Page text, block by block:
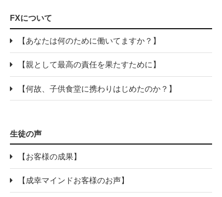
FXについて
【あなたは何のために働いてますか？】
【親として最高の責任を果たすために】
【何故、子供食堂に携わりはじめたのか？】
生徒の声
【お客様の成果】
【成幸マインドお客様のお声】